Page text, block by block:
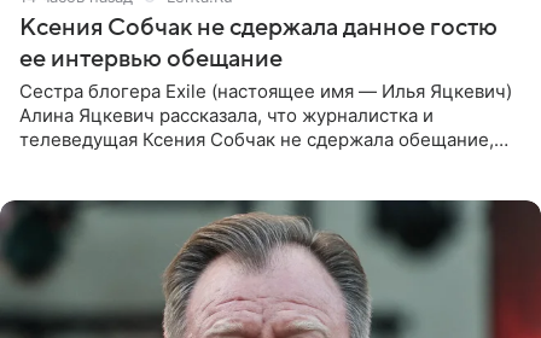
Ксения Собчак не сдержала данное гостю
ее интервью обещание
Сестра блогера Exile (настоящее имя — Илья Яцкевич)
Алина Яцкевич рассказала, что журналистка и
телеведущая Ксения Собчак не сдержала обещание,